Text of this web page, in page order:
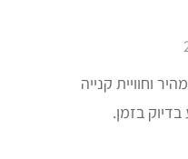
וחוויית קנייה
בזמן.